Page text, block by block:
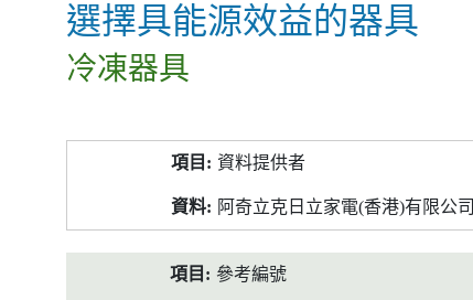
選擇具能源效益的器具
冷凍器具
料
資料提供者
阿奇立克日立家電(香港)有限公司
參考編號